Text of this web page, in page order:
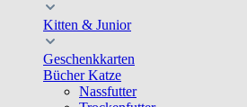
Kitten & Junior
Geschenkkarten
Bücher Katze
Nassfutter